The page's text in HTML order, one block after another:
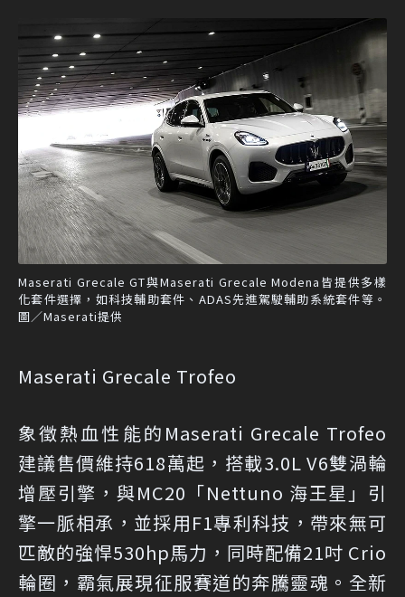
Maserati Grecale GT與Maserati Grecale Modena皆提供多樣
化套件選擇，如科技輔助套件、ADAS先進駕駛輔助系統套件等。
圖／Maserati提供
Maserati Grecale Trofeo
象徵熱血性能的Maserati Grecale Trofeo
建議售價維持618萬起，搭載3.0L V6雙渦輪
增壓引擎，與MC20「Nettuno 海王星」引
擎一脈相承，並採用F1專利科技，帶來無可
匹敵的強悍530hp馬力，同時配備21吋 Crio
輪圈，霸氣展現征服賽道的奔騰靈魂。全新